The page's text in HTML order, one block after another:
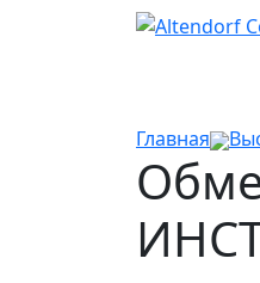
Главная